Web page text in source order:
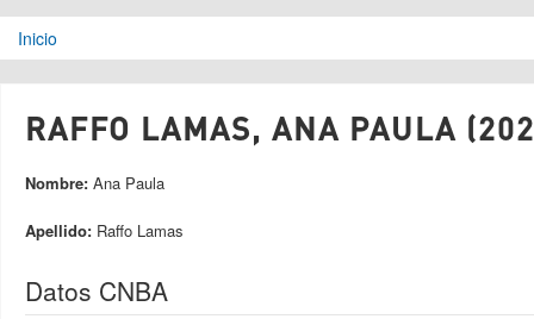
Se encuentra usted aquí
Inicio
RAFFO LAMAS, ANA PAULA
Nombre: Ana Paula
Apellido: Raffo Lamas
Datos CNBA